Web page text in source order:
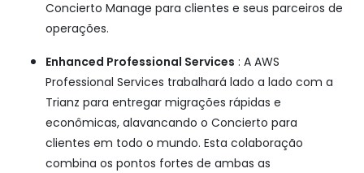
Concierto Manage para clientes e seus parceiros de
operações.
Enhanced Professional Services : A AWS
Professional Services trabalhará lado a lado com a
Trianz para entregar migrações rápidas e
econômicas, alavancando o Concierto para
clientes em todo o mundo. Esta colaboração
combina os pontos fortes de ambas as